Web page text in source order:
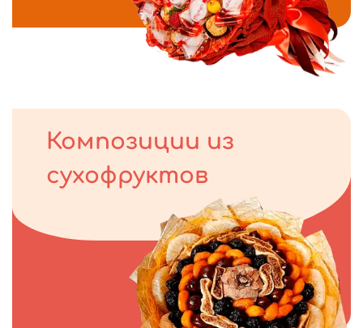
Композиции из
сухофруктов